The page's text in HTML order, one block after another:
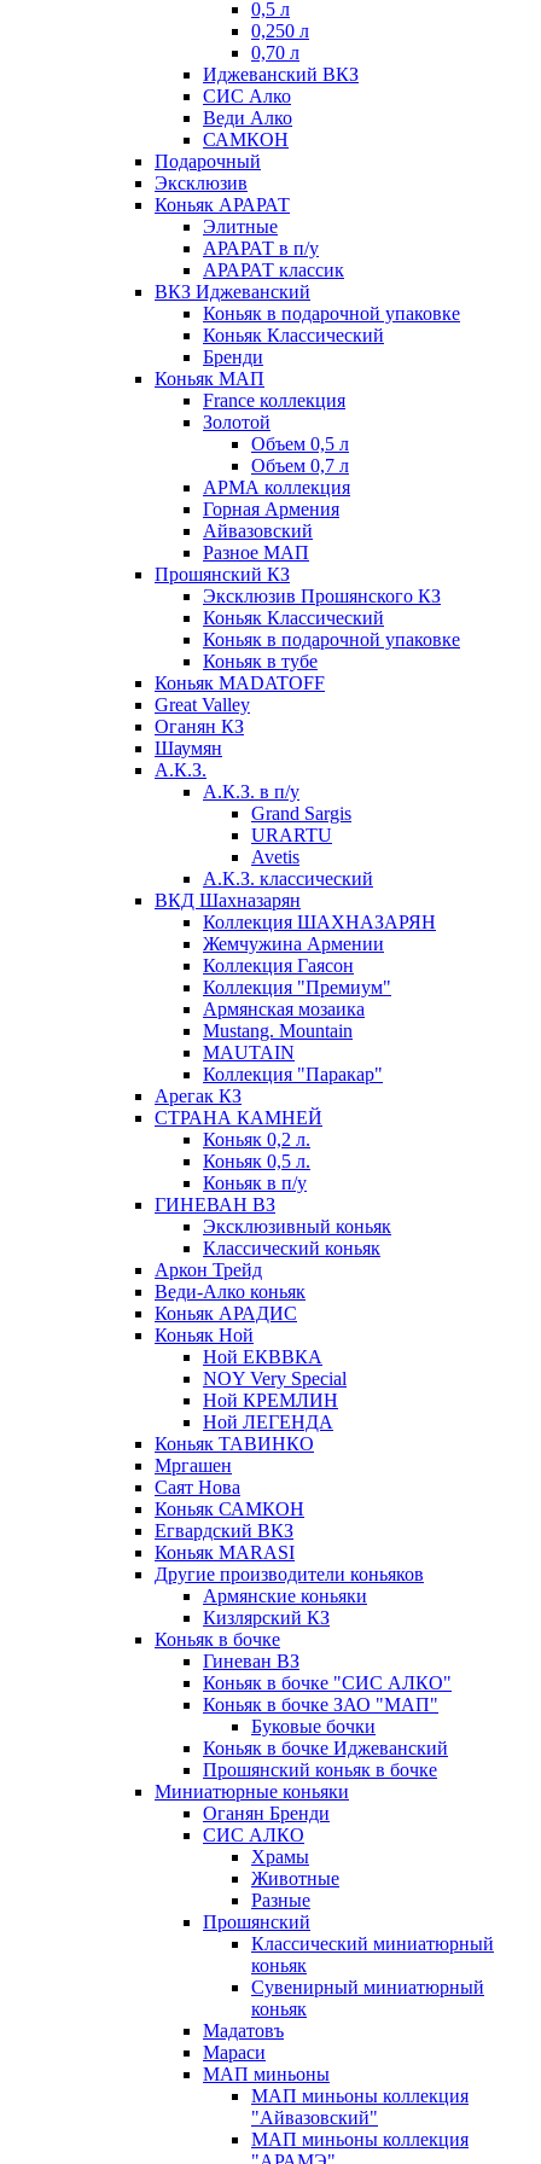
0,5 л
0,250 л
0,70 л
Иджеванский ВКЗ
СИС Алко
Веди Алко
САМКОН
Подарочный
Эксклюзив
Коньяк АРАРАТ
Элитные
АРАРАТ в п/у
АРАРАТ классик
ВКЗ Иджеванский
Коньяк в подарочной упаковке
Коньяк Классический
Бренди
Коньяк МАП
France коллекция
Золотой
Объем 0,5 л
Объем 0,7 л
АРМА коллекция
Горная Армения
Айвазовский
Разное МАП
Прошянский КЗ
Эксклюзив Прошянского КЗ
Коньяк Классический
Коньяк в подарочной упаковке
Коньяк в тубе
Коньяк MADATOFF
Great Valley
Оганян КЗ
Шаумян
А.К.З.
А.К.З. в п/у
Grand Sargis
URARTU
Avetis
А.К.З. классический
ВКД Шахназарян
Коллекция ШАХНАЗАРЯН
Жемчужина Армении
Коллекция Гаясон
Коллекция "Премиум"
Армянская мозаика
Mustang. Mountain
MAUTAIN
Коллекция "Паракар"
Арегак КЗ
СТРАНА КАМНЕЙ
Коньяк 0,2 л.
Коньяк 0,5 л.
Коньяк в п/у
ГИНЕВАН ВЗ
Эксклюзивный коньяк
Классический коньяк
Аркон Трейд
Веди-Алко коньяк
Коньяк АРАДИС
Коньяк Ной
Ной ЕКВВКА
NOY Very Special
Ной КРЕМЛИН
Ной ЛЕГЕНДА
Коньяк ТАВИНКО
Мргашен
Саят Нова
Коньяк САМКОН
Егвардский ВКЗ
Коньяк MARASI
Другие производители коньяков
Армянские коньяки
Кизлярский КЗ
Коньяк в бочке
Гиневан ВЗ
Коньяк в бочке "СИС АЛКО"
Коньяк в бочке ЗАО "МАП"
Буковые бочки
Коньяк в бочке Иджеванский
Прошянский коньяк в бочке
Миниатюрные коньяки
Оганян Бренди
СИС АЛКО
Храмы
Животные
Разные
Прошянский
Классический миниатюрный
коньяк
Сувенирный миниатюрный
коньяк
Мадатовъ
Мараси
МАП миньоны
МАП миньоны коллекция
"Айвазовский"
МАП миньоны коллекция